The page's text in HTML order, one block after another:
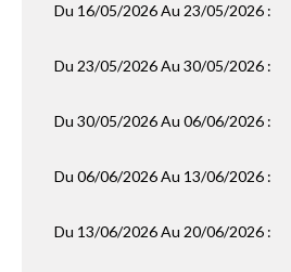
Du 16/05/2026 Au 23/05/2026 :
Du 23/05/2026 Au 30/05/2026 :
Du 30/05/2026 Au 06/06/2026 :
Du 06/06/2026 Au 13/06/2026 :
Du 13/06/2026 Au 20/06/2026 :